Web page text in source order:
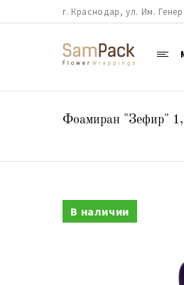
г. Краснодар, ул. Им.
Фоамиран "Зефир"
В наличии